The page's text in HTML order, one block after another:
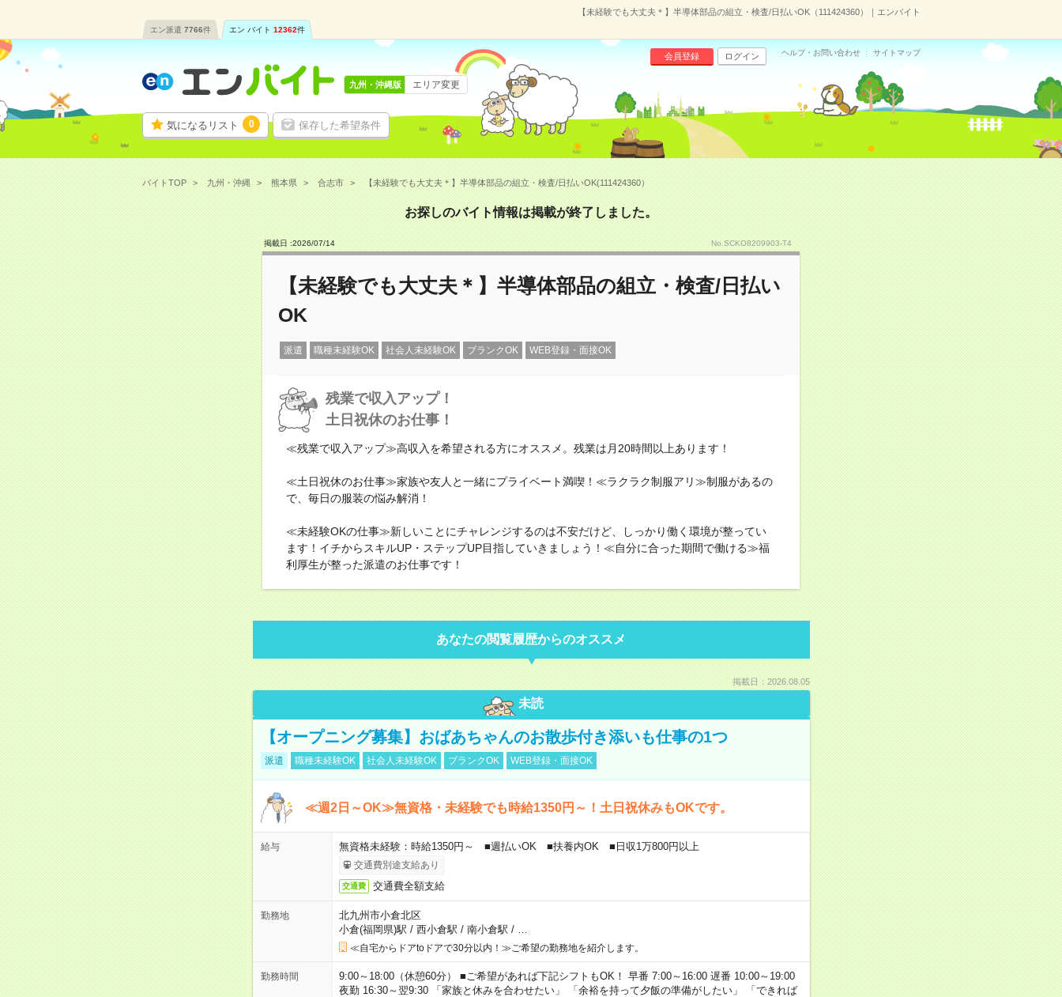
【未経験でも大丈夫＊】半導体部品の組立・検査/日払いOK（111424360）｜エンバイト
エン派遣 7766件 エン バイト 12362件
気になるリスト 0 保存した希望条件
会員登録 ログイン ヘルプ・お問い合わせ サイトマップ
九州・沖縄版 エリア変更
バイトTOP 九州・沖縄 熊本県 合志市 【未経験でも大丈夫＊】半導体部品の組立・検査/日払いOK(111424360）
お探しのバイト情報は掲載が終了しました。
掲載日 :2026/07/14 No.SCKO8209903-T4
【未経験でも大丈夫＊】半導体部品の組立・検査/日払い
OK
派遣 職種未経験OK 社会人未経験OK ブランクOK WEB登録・面接OK
残業で収入アップ！
土日祝休のお仕事！
≪残業で収入アップ≫高収入を希望される方にオススメ。残業は月20時間以上あります！
≪土日祝休のお仕事≫家族や友人と一緒にプライベート満喫！≪ラクラク制服アリ≫制服があるの
で、毎日の服装の悩み解消！
≪未経験OKの仕事≫新しいことにチャレンジするのは不安だけど、しっかり働く環境が整ってい
ます！イチからスキルUP・ステップUP目指していきましょう！≪自分に合った期間で働ける≫福
利厚生が整った派遣のお仕事です！
あなたの閲覧履歴からのオススメ
掲載日：2026.08.05
未読
【オープニング募集】おばあちゃんのお散歩付き添いも仕事の1つ
派遣 職種未経験OK 社会人未経験OK ブランクOK WEB登録・面接OK
≪週2日～OK≫無資格・未経験でも時給1350円～！土日祝休みもOKです。
給与 無資格未経験：時給1350円～ ■週払いOK ■扶養内OK ■日収1万800円以上
交通費別途支給あり
交通費 交通費全額支給
勤務地
北九州市小倉北区
小倉(福岡県)駅 / 西小倉駅 / 南小倉駅 /
≪自宅からドアtoドアで30分以内！≫ご希望の勤務地を紹介します。
勤務時間
9:00～18:00（休憩60分） ■ご希望があれば下記シフトもOK！ 早番 7:00～16:00 遅番 10:00～19:00
夜勤 16:30～翌9:30 「家族と休みを合わせたい」 「余裕を持って夕飯の準備がしたい」 「できれば